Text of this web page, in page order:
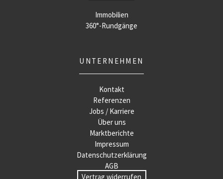
Immobilien
360°-Rundgänge
UNTERNEHMEN
Kontakt
Referenzen
Jobs / Karriere
Über uns
Marktberichte
Impressum
Datenschutzerklärung
AGB
Vertrag widerrufen